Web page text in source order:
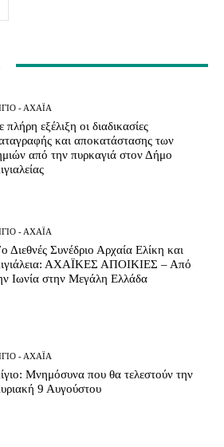
- ΑΧΑΪ́Α
πλήρη εξέλιξη οι διαδικασίες
και αποκατάστασης των
από την πυρκαγιά στον Δήμο
- ΑΧΑΪ́Α
Διεθνές Συνέδριο Αρχαία Ελίκη και
ΑΧΑΪΚΕΣ ΑΠΟΙΚΙΕΣ – Από
Ιωνία στην Μεγάλη Ελλάδα
- ΑΧΑΪ́Α
Μνημόσυνα που θα τελεστούν την
9 Αυγούστου